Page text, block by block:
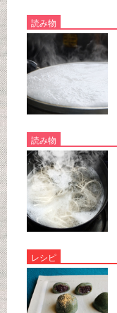
読み物
読み物
レシピ